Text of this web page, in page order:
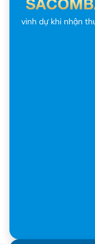
vinh dự khi nhận